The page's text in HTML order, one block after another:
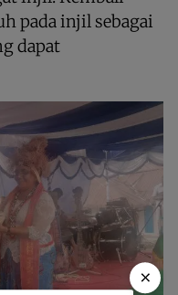
pada injil sebagai
dapat
×